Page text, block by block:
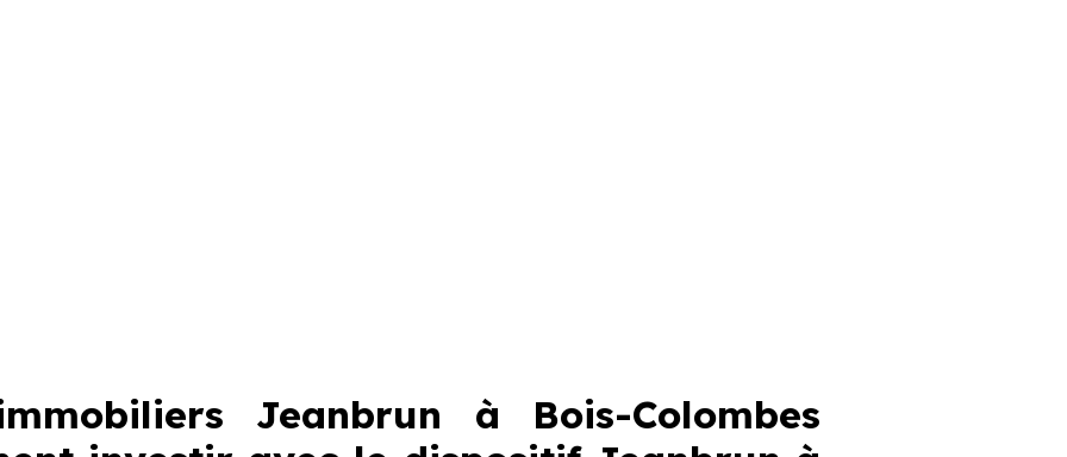
Jeanbrun à Bois-Colombes